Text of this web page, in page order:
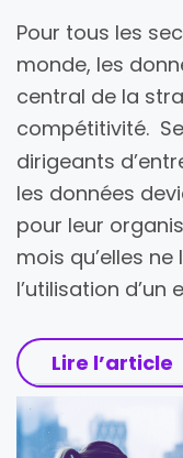
Pour tous les
monde, les
central de la
compétitivité.
dirigeants
les données
pour leur
mois qu’elles
l’utilisation
Lire l’article